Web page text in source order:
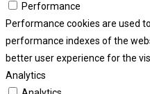
Performance
Performance cookies are used
performance indexes of the
better user experience for the
Analytics